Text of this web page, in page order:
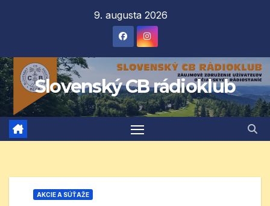
9. augusta 2026
Slovenský CB rádioklub
AKCIE A SÚŤAŽE